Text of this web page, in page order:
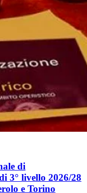
di
3° livello 2026/28
e Torino